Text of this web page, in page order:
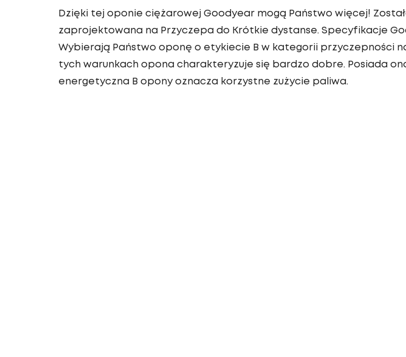
Dzięki tej oponie ciężarowej Goodyear mogą Państwo więcej!
zaprojektowana na Przyczepa do Krótkie dystanse. Specyfikacje
Wybierają Państwo oponę o etykiecie B w kategorii przyczepności
tych warunkach opona charakteryzuje się bardzo dobre. Posiada ona
energetyczna B opony oznacza korzystne zużycie paliwa.